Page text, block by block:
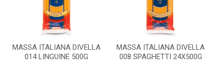
MASSA ITALIANA DIVELLA
014 LINGUINE 500G
MASSA ITALIANA DIVELLA
008 SPAGHETTI 24X500G